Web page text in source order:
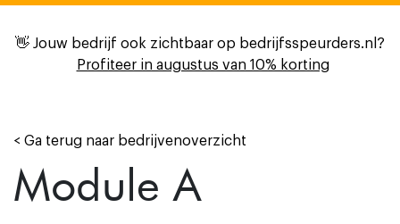
👋 Jouw bedrijf ook zichtbaar op bedrijfsspeurders.nl?
Profiteer in augustus van 10% korting
< Ga terug naar bedrijvenoverzicht
Module A